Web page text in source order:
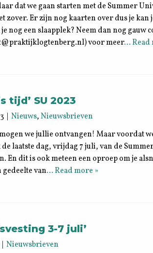
dat we gaan starten met de Summer
zover. Er zijn nog kaarten over dus je
nog een slaapplek? Neem dan nog gauw
voor meer… Read
tijd’ SU 2023
|Nieuws,Nieuwsbrieven
we jullie ontvangen! Maar voordat
laatste dag, vrijdag 7 juli, van de
En dit is ook meteen een oproep om je
van… Read more »
3-7 juli’
|Nieuwsbrieven